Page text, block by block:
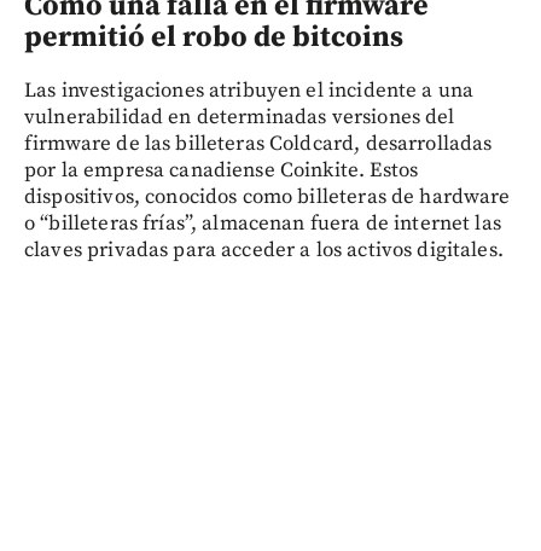
permitió el robo de bitcoins
Las investigaciones atribuyen el incidente a una
vulnerabilidad en determinadas versiones del
firmware de las billeteras Coldcard, desarrolladas
por la empresa canadiense Coinkite. Estos
dispositivos, conocidos como billeteras de hardware
o “billeteras frías”, almacenan fuera de internet las
claves privadas para acceder a los activos digitales.